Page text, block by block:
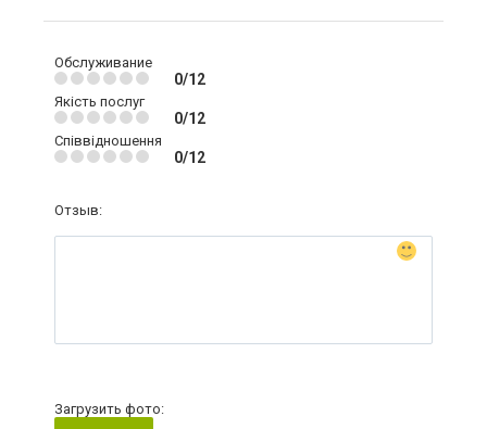
Обслуживание
0/12
Якість послуг
0/12
Співвідношення
0/12
Отзыв:
Загрузить фото: